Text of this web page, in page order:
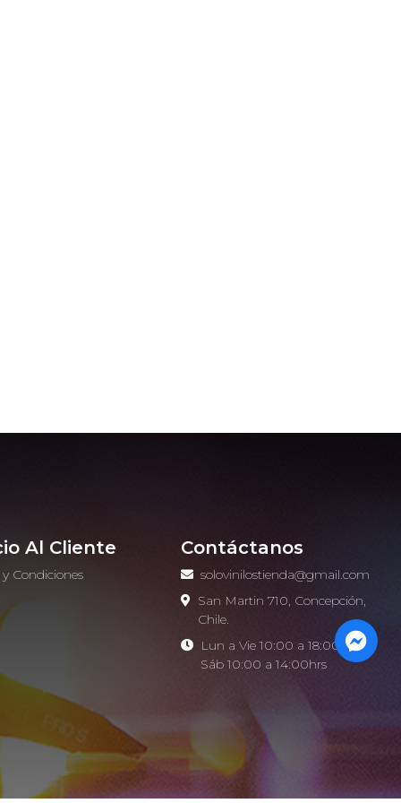
Al Cliente
Condiciones
Contáctanos
solovinilostienda@gmail.com
San Martin 710, Concepción,
Chile.
Lun a Vie 10:00 a 18:00hrs -
Sáb 10:00 a 14:00hrs